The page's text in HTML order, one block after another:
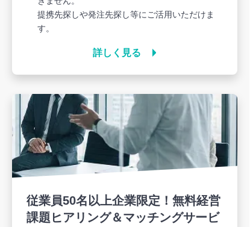
提携先探しや発注先探し等にご活用いただけま
す。
詳しく見る
従業員50名以上企業限定！無料経営
課題ヒアリング＆マッチングサービ